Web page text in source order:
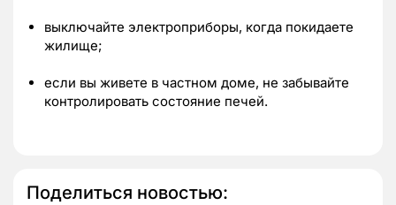
выключайте электроприборы, когда покидаете
жилище;
если вы живете в частном доме, не забывайте
контролировать состояние печей.
Поделиться новостью: